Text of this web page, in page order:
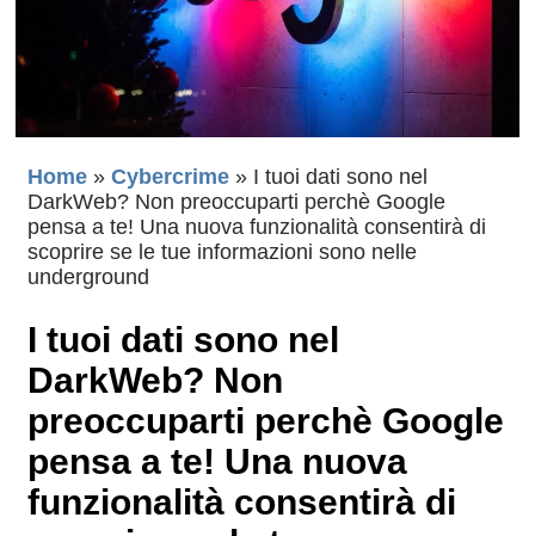
Home » Cybercrime » I tuoi dati sono nel
DarkWeb? Non preoccuparti perchè Google
pensa a te! Una nuova funzionalità consentirà di
scoprire se le tue informazioni sono nelle
underground
I tuoi dati sono nel
DarkWeb? Non
preoccuparti perchè Google
pensa a te! Una nuova
funzionalità consentirà di